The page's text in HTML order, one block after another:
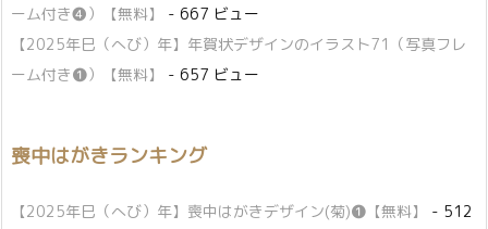
ーム付き❹）【無料】
- 667 ビュー
【2025年巳（へび）年】年賀状デザインのイラスト71（写真フレ
ーム付き❶）【無料】
- 657 ビュー
喪中はがきランキング
【2025年巳（へび）年】喪中はがきデザイン(菊)❶【無料】
- 512